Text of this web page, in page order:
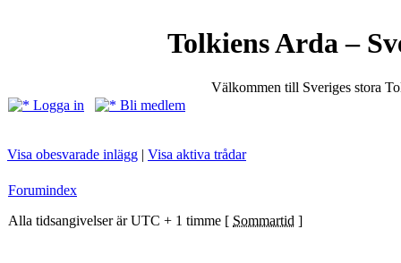
Tolkiens Arda –
Välkommen till Sveriges stora
Logga in
Bli medlem
Visa obesvarade inlägg | Visa aktiva trådar
Forumindex
Alla tidsangivelser är UTC + 1 timme [ Sommartid ]